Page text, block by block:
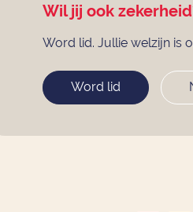
Wil jij ook
Word lid. Jullie welzijn is
Word lid